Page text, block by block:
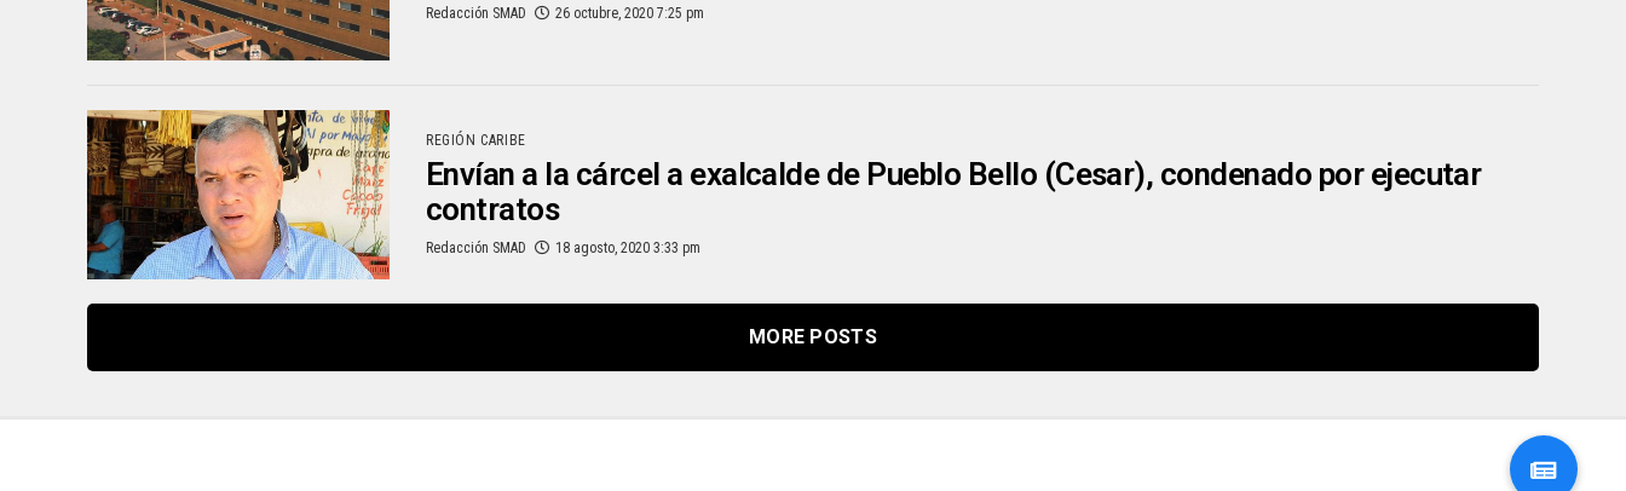
Redacción SMAD 26 octubre, 2020 7:25 pm
REGIÓN CARIBE
Envían a la cárcel a exalcalde de Pueblo Bello (Cesar), condenado por ejecutar
contratos
Redacción SMAD 18 agosto, 2020 3:33 pm
MORE POSTS